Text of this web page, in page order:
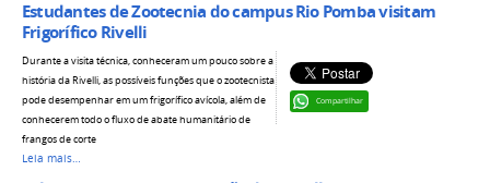
Estudantes de Zootecnia do campus Rio Pomba visitam
Frigorífico Rivelli
Compartilhar
Durante a visita técnica, conheceram um pouco sobre a
história da Rivelli, as possíveis funções que o zootecnista
pode desempenhar em um frigorífico avícola, além de
conhecerem todo o fluxo de abate humanitário de
frangos de corte
Leia mais…